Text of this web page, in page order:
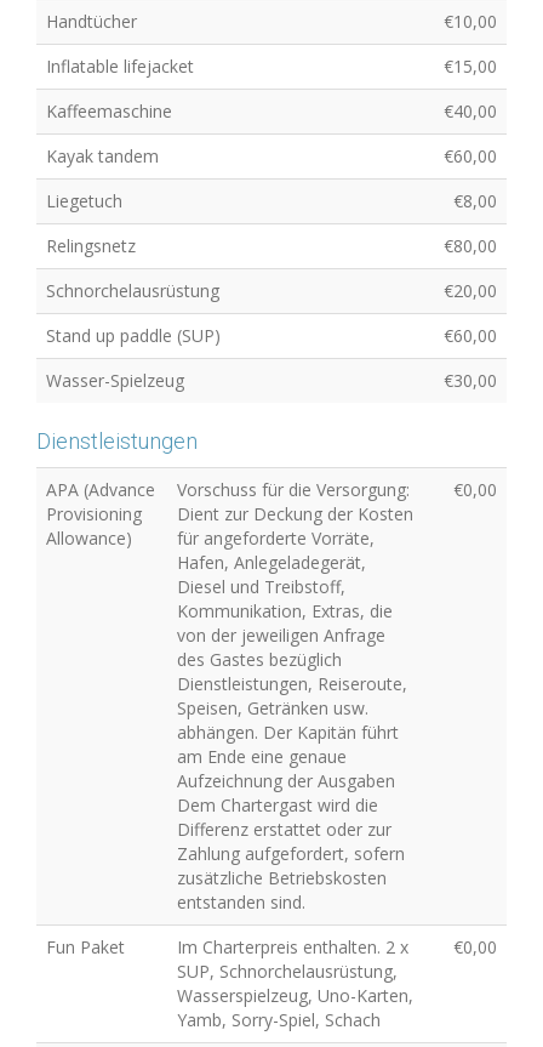
Handtücher
€10,00
Inflatable lifejacket
€15,00
Kaffeemaschine
€40,00
Kayak tandem
€60,00
Liegetuch
€8,00
Relingsnetz
€80,00
Schnorchelausrüstung
€20,00
Stand up paddle (SUP)
€60,00
Wasser-Spielzeug
€30,00
Dienstleistungen
APA (Advance
Provisioning
Allowance)
Vorschuss für die Versorgung:
Dient zur Deckung der Kosten
für angeforderte Vorräte,
Hafen, Anlegeladegerät,
Diesel und Treibstoff,
Kommunikation, Extras, die
von der jeweiligen Anfrage
des Gastes bezüglich
Dienstleistungen, Reiseroute,
Speisen, Getränken usw.
abhängen. Der Kapitän führt
am Ende eine genaue
Aufzeichnung der Ausgaben
Dem Chartergast wird die
Differenz erstattet oder zur
Zahlung aufgefordert, sofern
zusätzliche Betriebskosten
entstanden sind.
€0,00
Fun Paket
Im Charterpreis enthalten. 2 x
SUP, Schnorchelausrüstung,
Wasserspielzeug, Uno-Karten,
Yamb, Sorry-Spiel, Schach
€0,00